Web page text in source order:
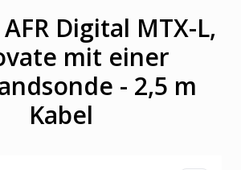
Digital MTX-L,
mit einer
- 2,5 m
Kabel